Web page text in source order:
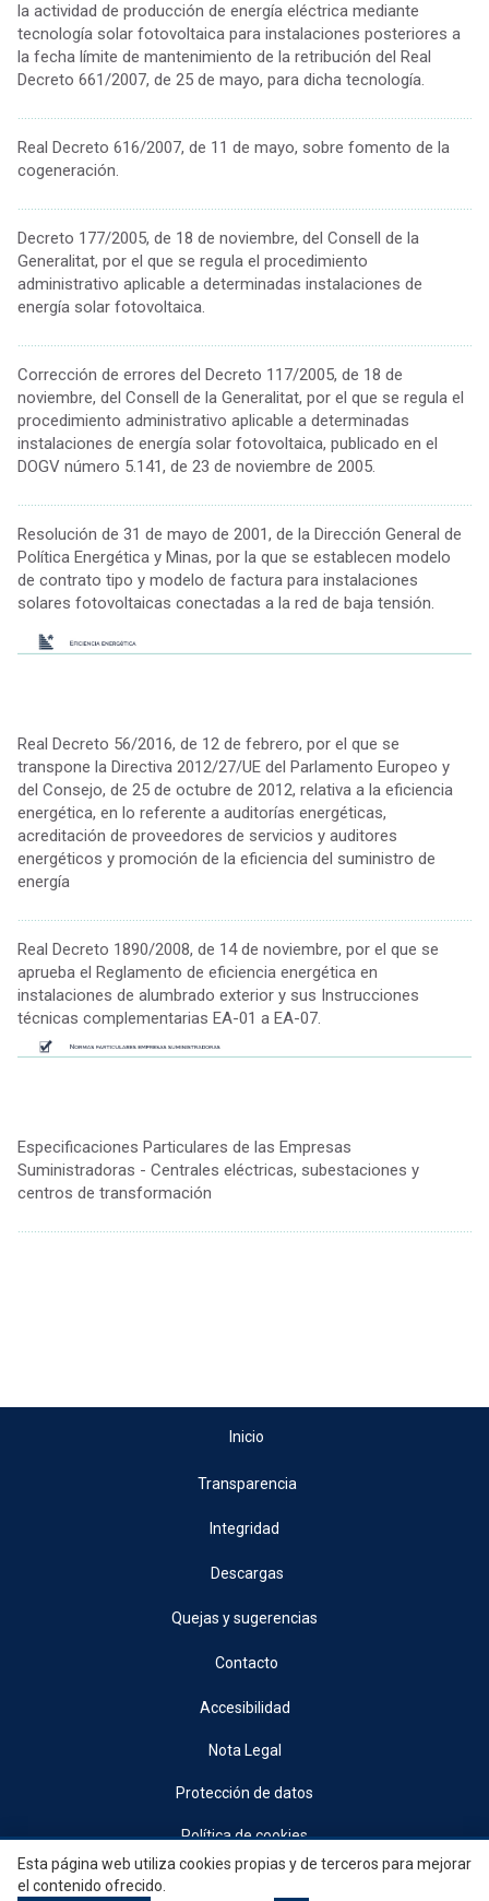
la actividad de producción de energía eléctrica mediante
tecnología solar fotovoltaica para instalaciones posteriores a
la fecha límite de mantenimiento de la retribución del Real
Decreto 661/2007, de 25 de mayo, para dicha tecnología.
Real Decreto 616/2007, de 11 de mayo, sobre fomento de la
cogeneración.
Decreto 177/2005, de 18 de noviembre, del Consell de la
Generalitat, por el que se regula el procedimiento
administrativo aplicable a determinadas instalaciones de
energía solar fotovoltaica.
Corrección de errores del Decreto 117/2005, de 18 de
noviembre, del Consell de la Generalitat, por el que se regula el
procedimiento administrativo aplicable a determinadas
instalaciones de energía solar fotovoltaica, publicado en el
DOGV número 5.141, de 23 de noviembre de 2005.
Resolución de 31 de mayo de 2001, de la Dirección General de
Política Energética y Minas, por la que se establecen modelo
de contrato tipo y modelo de factura para instalaciones
solares fotovoltaicas conectadas a la red de baja tensión.
Real Decreto 56/2016, de 12 de febrero, por el que se
transpone la Directiva 2012/27/UE del Parlamento Europeo y
del Consejo, de 25 de octubre de 2012, relativa a la eficiencia
energética, en lo referente a auditorías energéticas,
acreditación de proveedores de servicios y auditores
energéticos y promoción de la eficiencia del suministro de
energía
Real Decreto 1890/2008, de 14 de noviembre, por el que se
aprueba el Reglamento de eficiencia energética en
instalaciones de alumbrado exterior y sus Instrucciones
técnicas complementarias EA-01 a EA-07.
Especificaciones Particulares de las Empresas
Suministradoras - Centrales eléctricas, subestaciones y
centros de transformación
Inicio
Transparencia
Integridad
Descargas
Quejas y sugerencias
Contacto
Accesibilidad
Nota Legal
Protección de datos
Política de cookies
© 2026, Generalitat • Conselleria d’Indústria, Turisme, Innovació i Comerç •
Institut Valencià de Competitivitat Empresarial
Esta página web utiliza cookies propias y de terceros para mejorar
el contenido ofrecido.